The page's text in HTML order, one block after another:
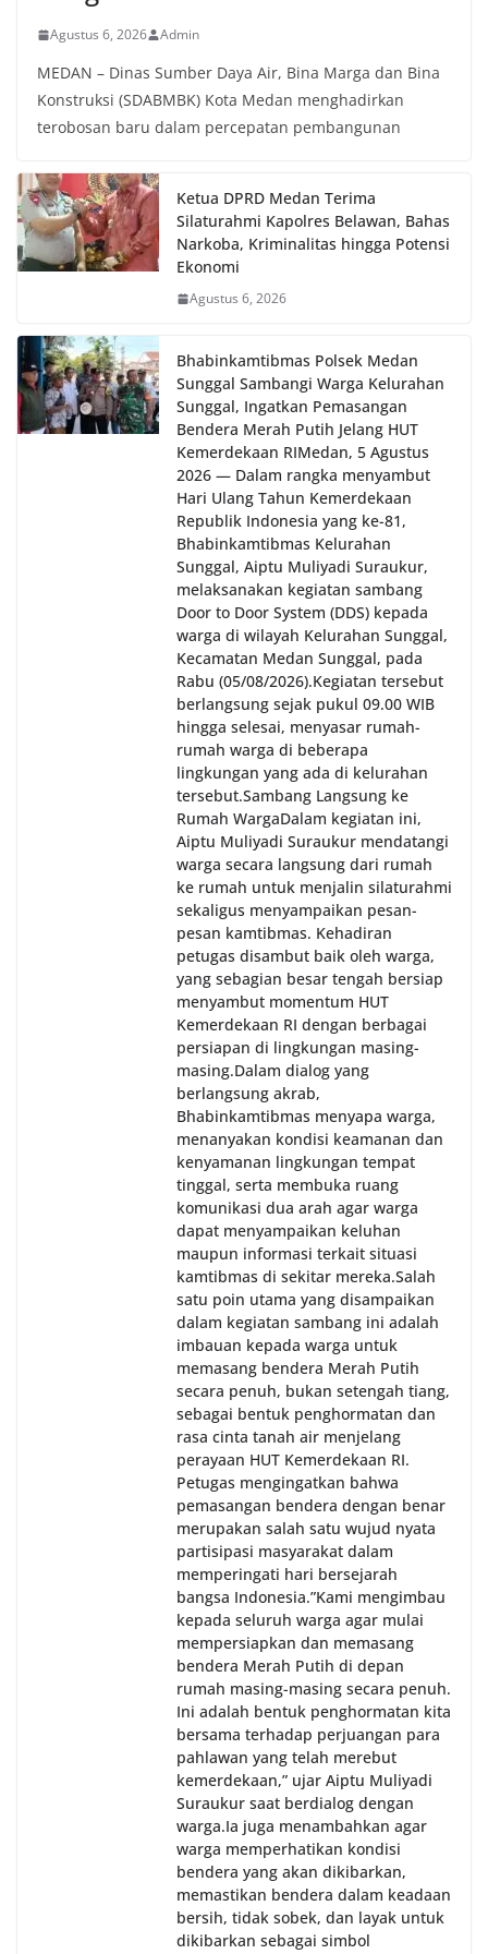
Polri dengan Masyarakat‎Kegiatan sambang Door
to Door System ini merupakan salah satu bentuk
implementasi program Polri Presisi yang
mengedepankan kehadiran dan kedekatan
personel Kepolisian dengan masyarakat. Melalui
hanya berperan sebagai penyampai informasi
dan imbauan, tetapi juga sebagai mitra
masyarakat dalam menjaga keamanan lingkungan
secara bersama-sama.‎‎Kehadiran
Bhabinkamtibmas di tengah-tengah warga
hubungan kemitraan antara Polri dan
kolektif warga akan pentingnya menjaga
keamanan, ketertiban, dan kekompakan
lingkungan, khususnya dalam menyambut
momentum bersejarah HUT Kemerdekaan
Republik Indonesia.‎Kegiatan sambang ini
rencananya akan terus dilaksanakan secara rutin
oleh Bhabinkamtibmas di wilayah Kelurahan
Sunggal sebagai bagian dari upaya menciptakan
situasi Kamtibmas yang aman dan kondusif,
sekaligus menumbuhkan semangat nasionalisme
warga dalam menyambut Hari Kemerdekaan RI.
Agustus 6, 2026 Admin
MEDAN – Dinas Sumber Daya Air, Bina Marga dan Bina
Konstruksi (SDABMBK) Kota Medan menghadirkan
terobosan baru dalam percepatan pembangunan
Ketua DPRD Medan Terima
Silaturahmi Kapolres Belawan, Bahas
Narkoba, Kriminalitas hingga Potensi
Ekonomi
Agustus 6, 2026
Bhabinkamtibmas Polsek Medan
Sunggal Sambangi Warga Kelurahan
Sunggal, Ingatkan Pemasangan
Bendera Merah Putih Jelang HUT
Kemerdekaan RI‎‎Medan, 5 Agustus
2026 — Dalam rangka menyambut
Hari Ulang Tahun Kemerdekaan
Republik Indonesia yang ke-81,
Bhabinkamtibmas Kelurahan
Sunggal, Aiptu Muliyadi Suraukur,
melaksanakan kegiatan sambang
Door to Door System (DDS) kepada
warga di wilayah Kelurahan Sunggal,
Kecamatan Medan Sunggal, pada
Rabu (05/08/2026).‎‎Kegiatan tersebut
berlangsung sejak pukul 09.00 WIB
hingga selesai, menyasar rumah-
rumah warga di beberapa
lingkungan yang ada di kelurahan
tersebut.‎Sambang Langsung ke
Rumah Warga‎Dalam kegiatan ini,
Aiptu Muliyadi Suraukur mendatangi
warga secara langsung dari rumah
ke rumah untuk menjalin silaturahmi
sekaligus menyampaikan pesan-
pesan kamtibmas. Kehadiran
petugas disambut baik oleh warga,
yang sebagian besar tengah bersiap
menyambut momentum HUT
Kemerdekaan RI dengan berbagai
persiapan di lingkungan masing-
masing.‎Dalam dialog yang
berlangsung akrab,
Bhabinkamtibmas menyapa warga,
menanyakan kondisi keamanan dan
kenyamanan lingkungan tempat
tinggal, serta membuka ruang
komunikasi dua arah agar warga
dapat menyampaikan keluhan
maupun informasi terkait situasi
kamtibmas di sekitar mereka.‎‎‎Salah
satu poin utama yang disampaikan
dalam kegiatan sambang ini adalah
imbauan kepada warga untuk
memasang bendera Merah Putih
secara penuh, bukan setengah tiang,
sebagai bentuk penghormatan dan
rasa cinta tanah air menjelang
perayaan HUT Kemerdekaan RI.
Petugas mengingatkan bahwa
pemasangan bendera dengan benar
merupakan salah satu wujud nyata
partisipasi masyarakat dalam
memperingati hari bersejarah
bangsa Indonesia.‎‎”Kami mengimbau
kepada seluruh warga agar mulai
mempersiapkan dan memasang
bendera Merah Putih di depan
rumah masing-masing secara penuh.
Ini adalah bentuk penghormatan kita
bersama terhadap perjuangan para
pahlawan yang telah merebut
kemerdekaan,” ujar Aiptu Muliyadi
Suraukur saat berdialog dengan
warga.‎‎Ia juga menambahkan agar
warga memperhatikan kondisi
bendera yang akan dikibarkan,
memastikan bendera dalam keadaan
bersih, tidak sobek, dan layak untuk
dikibarkan sebagai simbol